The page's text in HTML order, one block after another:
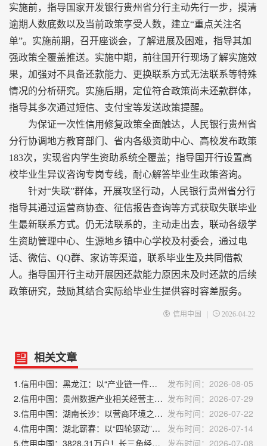
实施前，指导国家开发银行贵州省分行主动先行一步，摸清
逾期人数底数以及当前政策享受人数，建立“重点关注名
单”。实施前期，召开座谈会，了解进展及困难，指导其加
强政策全覆盖推送。实施中期，前往国开行现场了解实施效
果，加强对不具备还款能力、更换联系方式无法联系等特殊
情况的分析研究。实施后期，定位符合政策尚未还款群体，
指导其多次通过短信、支付宝等发送政策提醒。
为保证一次性信用修复政策全面触达，人民银行贵州省
分行协调地方教育部门、省内各级资助中心、高校发布政策
183次，实现省内学生资助系统全覆盖；指导国开行设置高
校毕业生异议咨询专岗专线，耐心解答毕业生政策咨询。
针对“失联”群体，开展攻坚行动，人民银行贵州省分行
指导其通过运营商协查、征信报告查询等方式获取失联毕业
生最新联系方式。仍无法联系的，主动走出去，联动各级学
生资助管理中心、生源地乡镇中心学校及村委会，通过电
话、微信、QQ群、家访等渠道，联系毕业生及共同借款
人。指导国开行主动开展因还款能力原因未及时还款的后续
政策研究，鼓励其结合实际给毕业生提供容时容差服务。
信用中国 | 2026-04-22
相关文章
1.信用中国：黑龙江：以“产业链一件事”集成服务重塑产业生态
发布时间：2026-08-05
2.信用中国：贵州数据产业相关经营主体突破5.6万家 发布时间：2026-07-29
3.信用中国：湖南长沙：以营商环境之“优”促产业发展之“进” 发布时间：2026-07-22
4.信用中国：湖北蕲春：以“四轮驱动”信用激励体系点燃蕲艾产业发展新引擎
发布时间：2026-07-14
5.信用中国：3828.31万户！长三角经营主体“家底”再刷新
发布时间：2026-07-08